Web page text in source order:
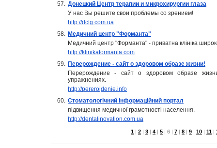
57. Донецкий Центр терапии и микрохирургии глаза
У нас Вы решите свои проблемы со зрением!
http://dctg.com.ua
58. Медичний центр "Форманта"
Медичний центр "Форманта" - приватна клініка широкої
http://klinikaformanta.com
59. Перерождение - сайт о здоровом образе жизни!
Перерождение - сайт о здоровом образе
упражнениях.
http://pererojdenie.info
60. Стоматологічний інформаційний портал
підвищення медичної грамотності населення.
http://dentalinovation.com.ua
1 | 2 | 3 | 4 | 5 | 6 | 7 | 8 | 9 | 10 | 11 |